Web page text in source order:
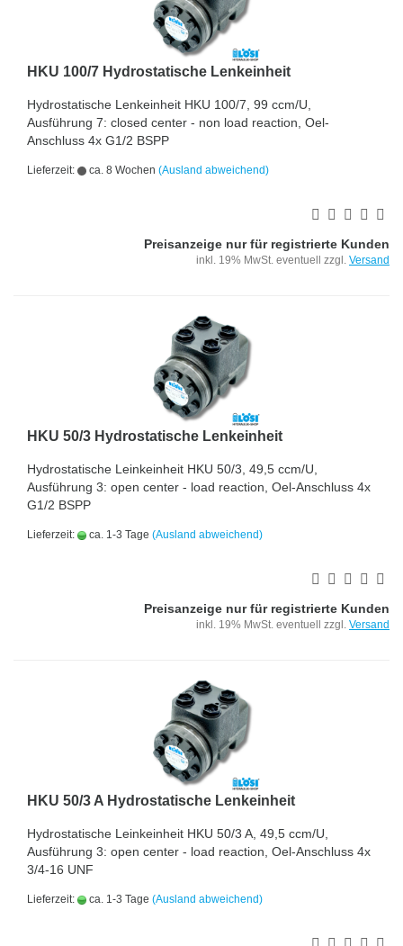
HKU 100/7 Hydrostatische Lenkeinheit
Hydrostatische Lenkeinheit HKU 100/7, 99 ccm/U,
Ausführung 7: closed center - non load reaction, Oel-
Anschluss 4x G1/2 BSPP
Lieferzeit: ca. 8 Wochen (Ausland abweichend)
Preisanzeige nur für registrierte Kunden
inkl. 19% MwSt. eventuell zzgl. Versand
HKU 50/3 Hydrostatische Lenkeinheit
Hydrostatische Leinkeinheit HKU 50/3, 49,5 ccm/U,
Ausführung 3: open center - load reaction, Oel-Anschluss 4x
G1/2 BSPP
Lieferzeit: ca. 1-3 Tage (Ausland abweichend)
Preisanzeige nur für registrierte Kunden
inkl. 19% MwSt. eventuell zzgl. Versand
HKU 50/3 A Hydrostatische Lenkeinheit
Hydrostatische Leinkeinheit HKU 50/3 A, 49,5 ccm/U,
Ausführung 3: open center - load reaction, Oel-Anschluss 4x
3/4-16 UNF
Lieferzeit: ca. 1-3 Tage (Ausland abweichend)